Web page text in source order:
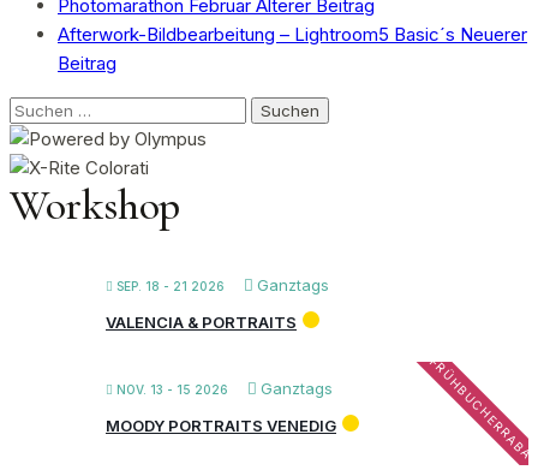
Photomarathon Februar Älterer Beitrag
Afterwork-Bildbearbeitung – Lightroom5 Basic´s Neuerer
Beitrag
Suchen
nach:
Workshop
SEP. 18 - 21 2026
Ganztags
VALENCIA & PORTRAITS
NOV. 13 - 15 2026 Ganztags
MOODY PORTRAITS VENEDIG